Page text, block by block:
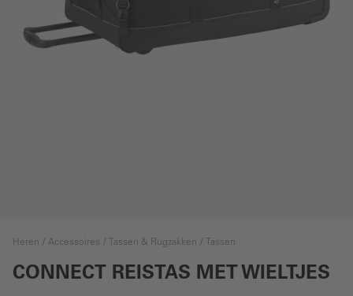
Heren Accessoires Tassen & Rugzakken Tassen
CONNECT REISTAS MET WIELTJES